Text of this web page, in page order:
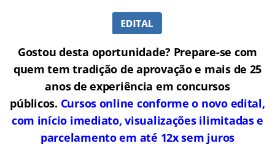
Gostou desta oportunidade? Prepare-se com
quem tem tradição de aprovação e mais de 25
anos de experiência em concursos
públicos. Cursos online conforme o novo edital,
com início imediato, visualizações ilimitadas e
parcelamento em até 12x sem juros